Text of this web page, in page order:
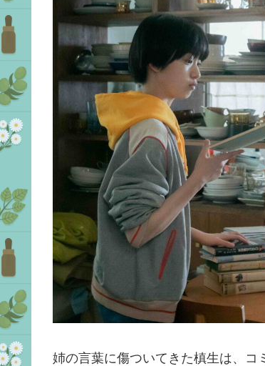
姉の言葉に傷ついてきた槙生は、コ